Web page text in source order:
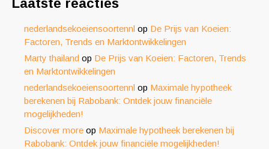
Laatste reacties
nederlandsekoeiensoortennl op De Prijs van Koeien:
Factoren, Trends en Marktontwikkelingen
Marty thailand op De Prijs van Koeien: Factoren, Trends
en Marktontwikkelingen
nederlandsekoeiensoortennl op Maximale hypotheek
berekenen bij Rabobank: Ontdek jouw financiële
mogelijkheden!
Discover more op Maximale hypotheek berekenen bij
Rabobank: Ontdek jouw financiële mogelijkheden!